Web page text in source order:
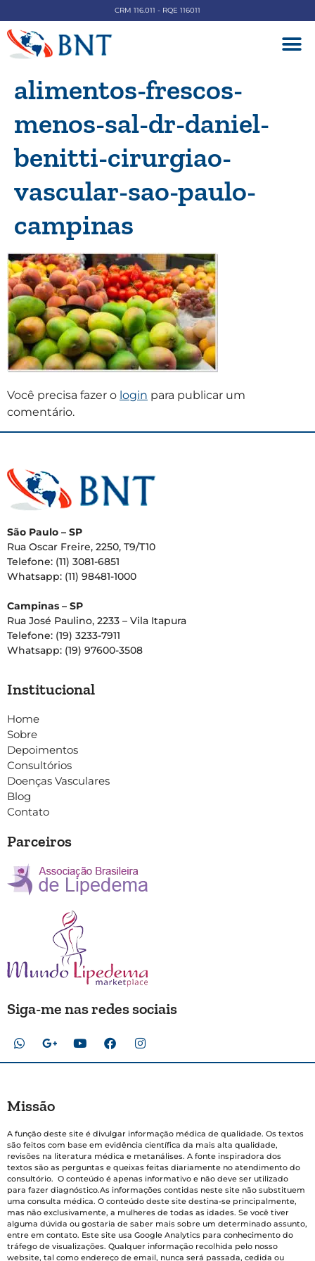
CRM 116.011 - RQE 116011
alimentos-frescos-
menos-sal-dr-daniel-
benitti-cirurgiao-
vascular-sao-paulo-
campinas
Você precisa fazer o login para publicar um
comentário.
São Paulo – SP
Rua Oscar Freire, 2250, T9/T10
Telefone: (11) 3081-6851
Whatsapp: (11) 98481-1000
Campinas – SP
Rua José Paulino, 2233 – Vila Itapura
Telefone: (19) 3233-7911
Whatsapp: (19) 97600-3508
Institucional
Home
Sobre
Depoimentos
Consultórios
Doenças Vasculares
Blog
Contato
Parceiros
Siga-me nas redes sociais
Missão
A função deste site é divulgar informação médica de qualidade. Os textos
são feitos com base em evidência científica da mais alta qualidade,
revisões na literatura médica e metanálises. A fonte inspiradora dos
textos são as perguntas e queixas feitas diariamente no atendimento do
consultório. O conteúdo é apenas informativo e não deve ser utilizado
para fazer diagnóstico.As informações contidas neste site não substituem
uma consulta médica. O conteúdo deste site destina-se principalmente,
mas não exclusivamente, a mulheres de todas as idades. Se você tiver
alguma dúvida ou gostaria de saber mais sobre um determinado assunto,
entre em contato. Este site usa Google Analytics para conhecimento do
tráfego de visualizações. Qualquer informação recolhida pelo nosso
website, tal como endereço de email, nunca será passada, cedida ou